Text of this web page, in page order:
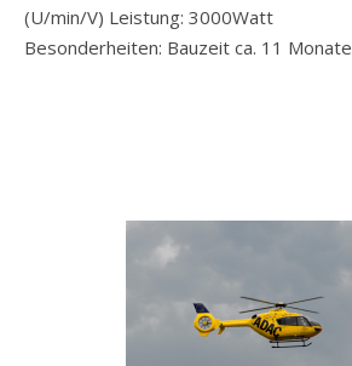
(U/min/V) Leistung: 3000Watt
Besonderheiten: Bauzeit ca. 11 Monate